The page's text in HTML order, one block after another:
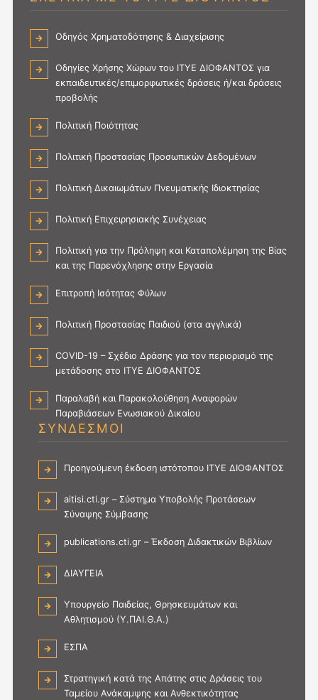
Οδηγός Χρηματοδότησης & Διαχείρισης
Οδηγίες Χρήσης Χώρων του ΙΤΥΕ ΔΙΟΦΑΝΤΟΣ για
εκπαιδευτικές/επιμορφωτικές δράσεις ή/και δράσεις
προβολής
Πολιτική Ποιότητας
Πολιτική Προστασίας Προσωπικών Δεδομένων
Πολιτική Δικαιωμάτων Πνευματικής Ιδιοκτησίας
Πολιτική Επιχειρησιακής Συνέχειας
Πολιτική για την Πρόληψη και Καταπολέμηση της Βίας
και της Παρενόχλησης στην Εργασία
Επιτροπή Ισότητας Φύλων
Πολιτική Προστασίας Παιδιού (στα αγγλικά)
COVID-19 – Σχέδιο Δράσης για τον περιορισμό της
μετάδοσης στο ΙΤΥΕ ΔΙΟΦΑΝΤΟΣ
Παραλαβή και Παρακολούθηση Αναφορών
Παραβιάσεων Ενωσιακού Δικαίου
ΣΥΝΔΕΣΜΟΙ
Προηγούμενη έκδοση ιστότοπου ΙΤΥΕ ΔΙΟΦΑΝΤΟΣ
aitisi.cti.gr – Σύστημα Υποβολής Προτάσεων
Σύναψης Σύμβασης
publications.cti.gr – Έκδοση Διδακτικών Βιβλίων
ΔΙΑΥΓΕΙΑ
Υπουργείο Παιδείας, Θρησκευμάτων και
Αθλητισμού (Υ.ΠΑΙ.Θ.Α.)
ΕΣΠΑ
Στρατηγική κατά της Απάτης στις Δράσεις του
Ταμείου Ανάκαμψης και Ανθεκτικότητας